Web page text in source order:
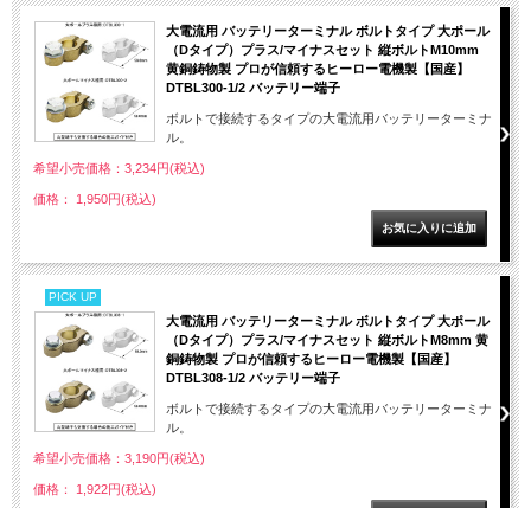
大電流用 バッテリーターミナル ボルトタイプ 大ポール
（Dタイプ）プラス/マイナスセット 縦ボルトM10mm
黄銅鋳物製 プロが信頼するヒーロー電機製【国産】
DTBL300-1/2 バッテリー端子
ボルトで接続するタイプの大電流用バッテリーターミナ
ル。
希望小売価格：3,234円(税込)
価格： 1,950円(税込)
PICK UP
大電流用 バッテリーターミナル ボルトタイプ 大ポール
（Dタイプ）プラス/マイナスセット 縦ボルトM8mm 黄
銅鋳物製 プロが信頼するヒーロー電機製【国産】
DTBL308-1/2 バッテリー端子
ボルトで接続するタイプの大電流用バッテリーターミナ
ル。
希望小売価格：3,190円(税込)
価格： 1,922円(税込)